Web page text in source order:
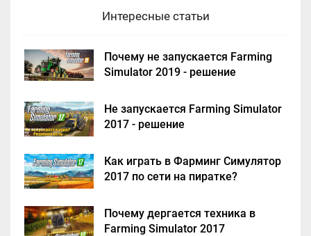
Интересные статьи
Почему не запускается Farming
Simulator 2019 - решение
Не запускается Farming Simulator
2017 - решение
Как играть в Фарминг Симулятор
2017 по сети на пиратке?
Почему дергается техника в
Farming Simulator 2017